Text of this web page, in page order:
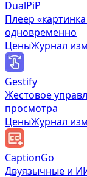
DualPiP
Плеер
одновременно
ЦеныЖурнал
Gestify
Жестовое
просмотра
ЦеныЖурнал
CaptionGo
Двуязычные и